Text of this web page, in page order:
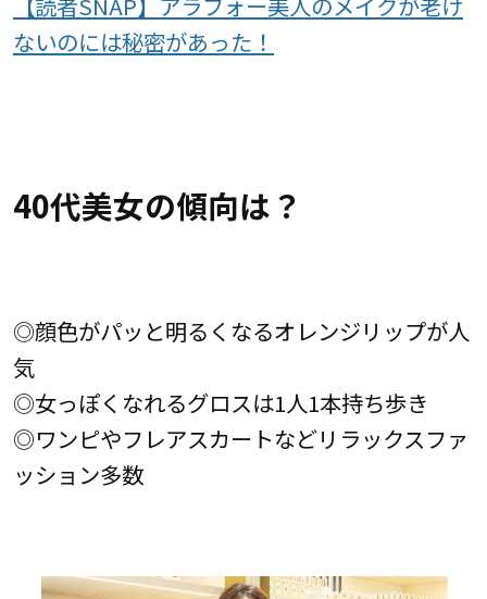
ないのには秘密があった！
40代美女の傾向は？
◎顔色がパッと明るくなるオレンジリップが人
気
◎女っぽくなれるグロスは1人1本持ち歩き
◎ワンピやフレアスカートなどリラックスファ
ッション多数